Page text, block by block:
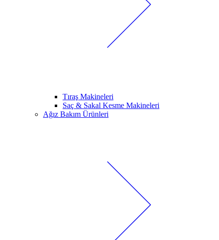
Tıraş Makineleri
Saç & Sakal Kesme Makineleri
Ağız Bakım Ürünleri